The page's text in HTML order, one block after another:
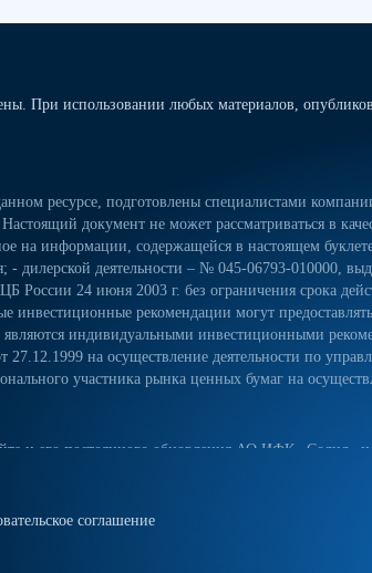
При использовании любых материалов,
ресурсе, подготовлены специалистами
документ не может рассматриваться в
на информации, содержащейся в настоящем
- дилерской деятельности – № 045-06793-010000,
России 24 июня 2003 г. без ограничения срока
инвестиционные рекомендации могут
являются индивидуальными инвестиционными
на осуществление деятельности по
участника рынка ценных бумаг на
и его постоянного обновления АО ИФК «Солид»
сохраняются на жестком диске вашего
соглашение